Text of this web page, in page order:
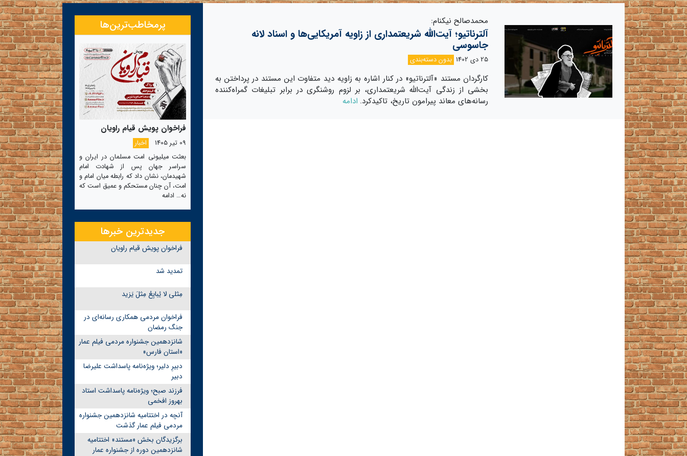
محمدصالح نیکنام:
آلترناتیو؛ آیت‌الله شریعتمداری از زاویه آمریکایی‌ها و اسناد لانه
جاسوسی
25 دی 1402 بدون دسته‌بندی
کارگردان مستند «آلترناتیو» در کنار اشاره به زاویه دید متفاوت این مستند در پرداختن به
بخشی از زندگی آیت‌الله شریعتمداری، بر لزوم روشنگری در برابر تبلیغات گمراه‌کننده
رسانه‌های معاند پیرامون تاریخ، تاکید‌کرد. ادامه
پرمخاطب‌ترین‌ها
فراخوان پویش قیام راویان
09 تیر 1405
اخبار
بعثت میلیونی امت مسلمان در ایران و
سراسر جهان پس از شهادت امام
شهیدمان، نشان داد که رابطه میان امام و
امت، آن چنان مستحکم و عمیق است که
نه… ادامه
جدیدترین خبرها
فراخوان پویش قیام راویان
تمدید شد
مِثلی لا یُبایِعُ مِثلَ یَزید
فراخوان مردمی همکاری رسانه‌ای در
جنگ رمضان
شانزدهمین جشنواره مردمی فیلم عمار
«استان فارس»
دبیرِ دلیر؛ ویژه‌نامه پاسداشت علیرضا
دبیر
فرزند صبح؛ ویژه‌نامه پاسداشت استاد
بهروز افخمی
آنچه در اختتامیه شانزدهمین جشنواره
مردمی فیلم عمار گذشت
برگزیدگان بخش «مستند» اختتامیه
شانزدهمین دوره از جشنواره عمار